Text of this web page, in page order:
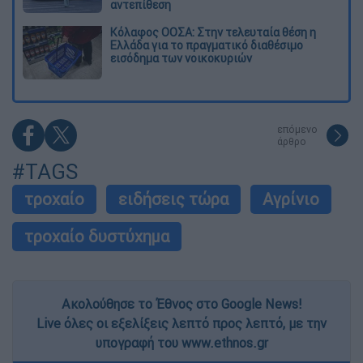
αντεπίθεση
Κόλαφος ΟΟΣΑ: Στην τελευταία θέση η
Ελλάδα για το πραγματικό διαθέσιμο
εισόδημα των νοικοκυριών
επόμενο
άρθρο
#TAGS
τροχαίο ειδήσεις τώρα
Αγρίνιο
τροχαίο δυστύχημα
Ακολούθησε το Έθνος στο Google News!
Live όλες οι εξελίξεις λεπτό προς λεπτό, με την
υπογραφή του www.ethnos.gr